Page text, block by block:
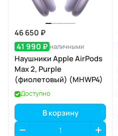
46 650 ₽
41 990 ₽ наличными
Наушники Apple AirPods
Max 2, Purple
(фиолетовый) (MHWP4)
Доступно
В корзину